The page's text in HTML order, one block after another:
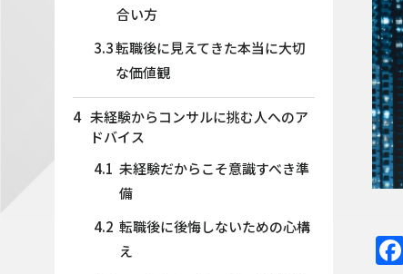
合い方
3.3転職後に見えてきた本当に大切
な価値観
4 未経験からコンサルに挑む人へのア
ドバイス
4.1 未経験だからこそ意識すべき準
備
4.2 転職後に後悔しないための心構
え